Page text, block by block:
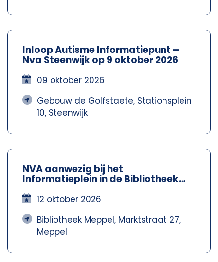
Inloop Autisme Informatiepunt –
Nva Steenwijk op 9 oktober 2026
09 oktober 2026
Gebouw de Golfstaete, Stationsplein
10, Steenwijk
NVA aanwezig bij het
Informatieplein in de Bibliotheek
Meppel
12 oktober 2026
Bibliotheek Meppel, Marktstraat 27,
Meppel